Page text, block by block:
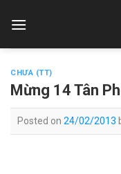
CHƯA (TT)
Mừng 14 Tân
Posted on 24/02/2013